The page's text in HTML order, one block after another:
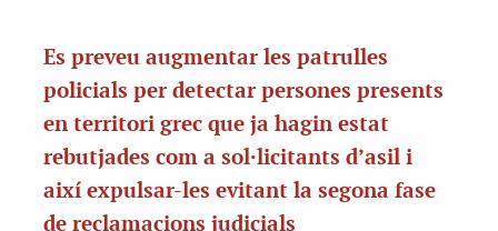
Es preveu augmentar les patrulles
policials per detectar persones presents
en territori grec que ja hagin estat
rebutjades com a sol·licitants d’asil i
així expulsar-les evitant la segona fase
de reclamacions judicials